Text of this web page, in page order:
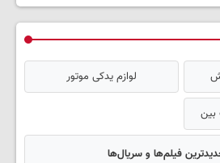
لوازم یدکی موتور
بین
فیلم‌ها و سریال‌ها